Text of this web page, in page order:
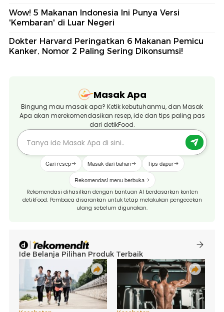
Wow! 5 Makanan Indonesia Ini Punya Versi
'Kembaran' di Luar Negeri
Dokter Harvard Peringatkan 6 Makanan Pemicu
Kanker, Nomor 2 Paling Sering Dikonsumsi!
Masak Apa
Bingung mau masak apa? Ketik kebutuhanmu, dan Masak
Apa akan merekomendasikan resep, ide dan tips paling pas
dari detikFood.
Cari resep Masak dari bahan Tips dapur
Rekomendasi menu berbuka
Rekomendasi dihasilkan dengan bantuan AI berdasarkan konten
detikFood. Pembaca disarankan untuk tetap melakukan pengecekan
ulang sebelum digunakan.